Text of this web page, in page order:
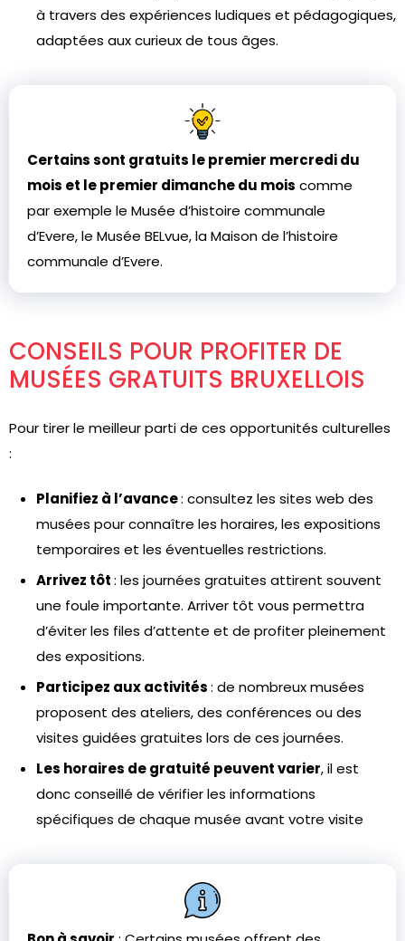
à travers des expériences ludiques et pédagogiques,
adaptées aux curieux de tous âges.
Certains sont gratuits le premier mercredi du
mois et le premier dimanche du mois comme
par exemple le Musée d’histoire communale
d’Evere, le Musée BELvue, la Maison de l’histoire
communale d’Evere.
CONSEILS POUR PROFITER DE
MUSÉES GRATUITS BRUXELLOIS
Pour tirer le meilleur parti de ces opportunités culturelles
:
Planifiez à l’avance: consultez les sites web des
musées pour connaître les horaires, les expositions
temporaires et les éventuelles restrictions.
Arrivez tôt: les journées gratuites attirent souvent
une foule importante. Arriver tôt vous permettra
d’éviter les files d’attente et de profiter pleinement
des expositions.
Participez aux activités: de nombreux musées
proposent des ateliers, des conférences ou des
visites guidées gratuites lors de ces journées.
Les horaires de gratuité peuvent varier, il est
donc conseillé de vérifier les informations
spécifiques de chaque musée avant votre visite